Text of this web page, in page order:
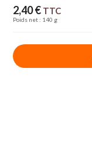
Prix
2,40 € TTC
Poids net : 140 g